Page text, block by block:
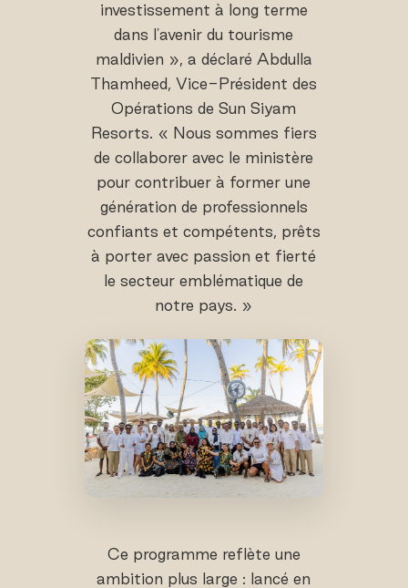
investissement à long terme
dans l'avenir du tourisme
maldivien », a déclaré Abdulla
Thamheed, Vice-Président des
Opérations de Sun Siyam
Resorts. « Nous sommes fiers
de collaborer avec le ministère
pour contribuer à former une
génération de professionnels
confiants et compétents, prêts
à porter avec passion et fierté
le secteur emblématique de
notre pays. »
Ce programme reflète une
ambition plus large : lancé en